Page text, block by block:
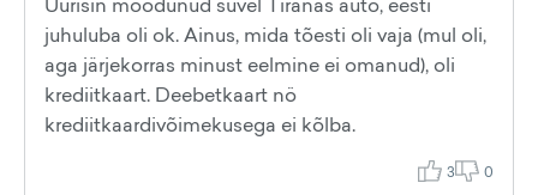
juhuluba oli ok. Ainus, mida tõesti oli vaja (mul oli,
aga järjekorras minust eelmine ei omanud), oli
krediitkaart. Deebetkaart nö
krediitkaardivõimekusega ei kõlba.
3 0